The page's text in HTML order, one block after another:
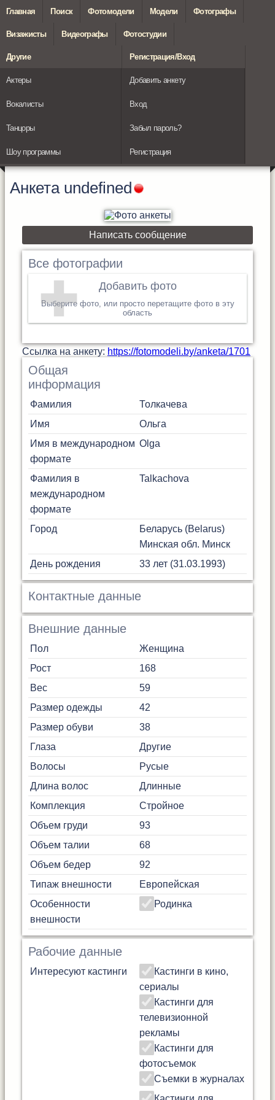
Главная Поиск Фотомодели Модели Фотографы
Визажисты Видеографы Фотостудии
Другие
Актеры
Вокалисты
Танцоры
Шоу программы
Регистрация/Вход
Добавить анкету
Вход
Забыл пароль?
Регистрация
Анкета undefined
Написать сообщение
Все фотографии
Добавить фото
Выберите фото, или просто перетащите фото в эту
область
Cсылка на анкету: https://fotomodeli.by/anketa/1701
Общая
информация
Фамилия
Толкачева
Имя
Ольга
Имя в международном
формате
Olga
Фамилия в
международном
формате
Talkachova
Город
Беларусь (Belarus)
Минская обл. Минск
День рождения
33 лет (31.03.1993)
Контактные данные
Внешние данные
Пол
Женщина
Рост
168
Вес
59
Размер одежды
42
Размер обуви
38
Глаза
Другие
Волосы
Русые
Длина волос
Длинные
Комплекция
Стройное
Объем груди
93
Объем талии
68
Объем бедер
92
Типаж внешности
Европейская
Особенности
внешности
Родинка
Рабочие данные
Интересуют кастинги
Кастинги в кино,
сериалы
Кастинги для
телевизионной
рекламы
Кастинги для
фотосъемок
Съемки в журналах